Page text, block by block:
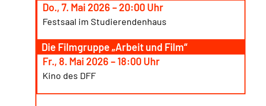
Do., 7. Mai 2026 – 20:00 Uhr
Festsaal im Studierendenhaus
Die Filmgruppe „Arbeit und Film“
Fr., 8. Mai 2026 – 18:00 Uhr
Kino des DFF